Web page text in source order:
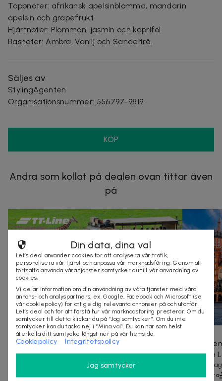
Toppnoter: afrikansk apelsinblomma, mandarin
apelsin och grapefrukt
Hjärtnoter: Plommon, jasmin och kaprifol
Basnoter: Ambra, Vanilj och Sandelträ.
Säljes av
StylingAgenten
Organisationsnummer: 556797-9819
KÖP
Andra som kollat på dealen ovan tittar även
på
9 995 kr15 520 kr-36%
För 4: Färjeöverfart till Tyskland med boende
& inträde till safaripark
Safari, djurliv och äventyr för hela familjen
Res till
flyg från
Blir det
30+ köpta
Din data, dina val
Let’s deal använder cookies för att analysera vår trafik,
personalisera vår tjänst och anpassa vår marknadsföring. Genom att
fortsätta använda våra tjänster samtycker du till vår användning av
cookies.
Vi delar information om din användning av våra tjänster med våra
annons- och analyspartners, ex. Google, Facebook och Microsoft (se
vår cookiepolicy) för att ge dig relevanta annonser på och utanför
Let’s deal och för att förstå hur vår marknadsföring presterar. Om du
samtycker till detta klickar du på “Jag samtycker”. Om du inte
samtycker kan du tacka nej i “Mina val”. Du kan när som helst
återkalla ditt samtycke längst ner på vår hemsida.
Cookiepolicy Integritetspolicy
Jag samtycker